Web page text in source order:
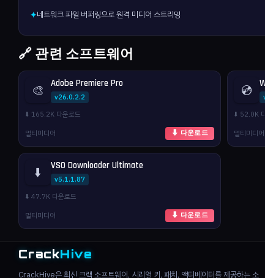
✦네트워크 파일 버퍼링으로 원격 미디어 스트리밍
🔗 관련 소프트웨어
🎨 Adobe Premiere Pro
v26.0.2.2
⬇️ 165.2K 다운로드
멀티미디어
⬇ 다운로드
💿
⬇️ 52.0K
멀티미디어
⬇️ VSO Downloader Ultimate
v5.1.1.87
⬇️ 47.7K 다운로드
멀티미디어
⬇ 다운로드
CrackHive
CrackHive은 최신 크랙 소프트웨어, 시리얼 키, 패치, 액티베이터를 제공하는 소